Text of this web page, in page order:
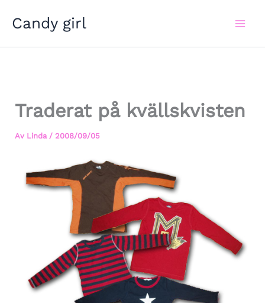
Candy girl
Traderat på kvällskvisten
Av Linda / 2008/09/05